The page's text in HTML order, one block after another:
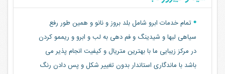
تمام خدمات ابرو شامل بلد بروز و نانو و همین طور رفع
سیاهی لبها و شیدینگ و فم دهی به لب و ابرو و ریممو کردن
در مرکز زیبایی ما با بهترین متریال و کیفیت انجام پذیر می
باشد با ماندگاری استاندار بدون تغییر شکل و پس دادن رنگ